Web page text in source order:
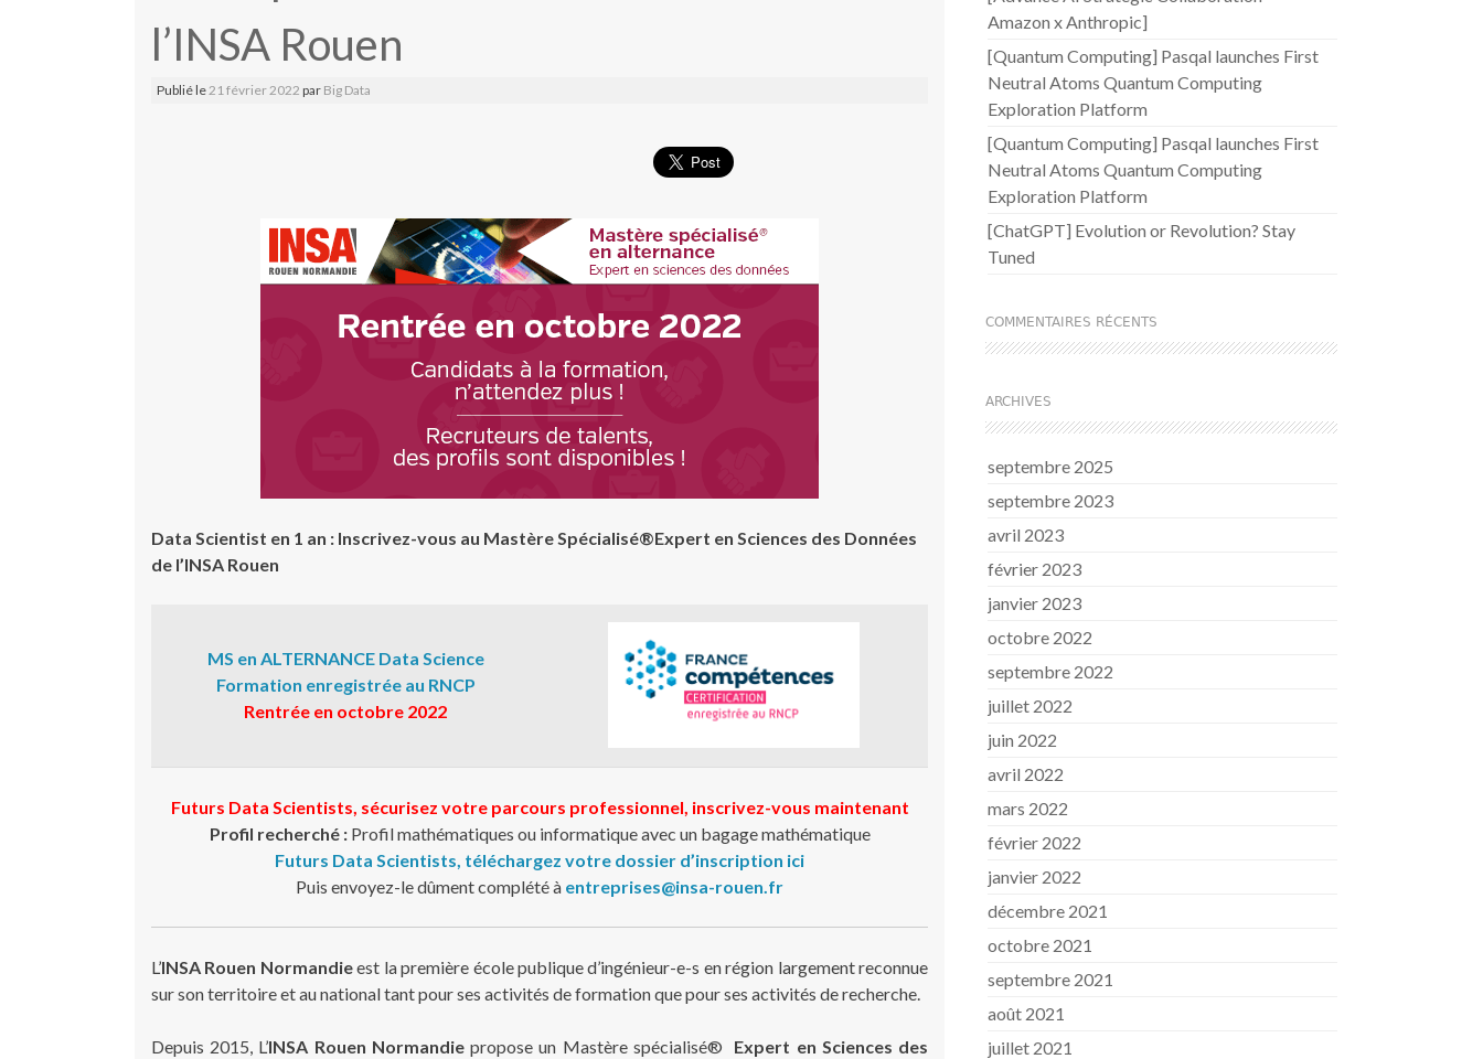
l’INSA Rouen
Publié le21 février 2022 par Big Data
Data Scientist en 1 an : Inscrivez-vous au Mastère Spécialisé®Expert en Sciences des Données
de l’INSA Rouen
MS en ALTERNANCE Data Science
Formation enregistrée au RNCP
Rentrée en octobre 2022
Futurs Data Scientists, sécurisez votre parcours professionnel, inscrivez-vous maintenant
Profil recherché :Profil mathématiques ou informatique avec un bagage mathématique
Futurs Data Scientists, téléchargez votre dossier d’inscription ici
Puis envoyez-le dûment complété à entreprises@insa-rouen.fr
L’INSA Rouen Normandieest la première école publique d’ingénieur-e-s en région largement reconnue
sur son territoire et au national tant pour ses activités de formation que pour ses activités de recherche.
Depuis 2015, L’INSA Rouen Normandiepropose un Mastère spécialisé® Expert en Sciences des
Amazon x Anthropic]
[Quantum Computing] Pasqal launches First
Neutral Atoms Quantum Computing
Exploration Platform
[Quantum Computing] Pasqal launches First
Neutral Atoms Quantum Computing
Exploration Platform
[ChatGPT] Evolution or Revolution? Stay
Tuned
COMMENTAIRES RÉCENTS
ARCHIVES
septembre 2025
septembre 2023
avril 2023
février 2023
janvier 2023
octobre 2022
septembre 2022
juillet 2022
juin 2022
avril 2022
mars 2022
février 2022
janvier 2022
décembre 2021
octobre 2021
septembre 2021
août 2021
juillet 2021